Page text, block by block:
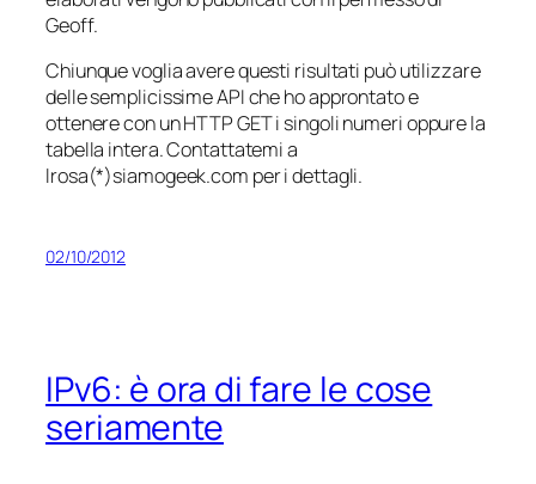
Geoff.
Chiunque voglia avere questi risultati può utilizzare
delle semplicissime API che ho approntato e
ottenere con un HTTP GET i singoli numeri oppure la
tabella intera. Contattatemi a
lrosa(*)siamogeek.com per i dettagli.
02/10/2012
IPv6: è ora di fare le cose
seriamente